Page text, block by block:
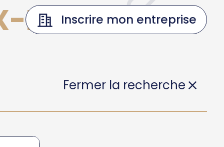
ALPES
Inscrire mon entreprise
Fermer la recherche